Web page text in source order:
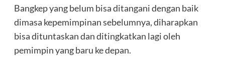
Bangkep yang belum bisa ditangani dengan baik
dimasa kepemimpinan sebelumnya, diharapkan
bisa dituntaskan dan ditingkatkan lagi oleh
pemimpin yang baru ke depan.